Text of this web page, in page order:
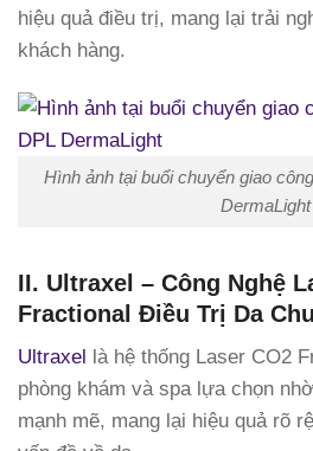
hiệu quả điều trị, mang lại trải
khách hàng.
Hình ảnh tại buổi chuyển giao
DermaLight
II. Ultraxel – Công Nghệ
Fractional Điều Trị Da
Ultraxel
là hệ thống Laser CO2
phòng khám và spa lựa chọn
mạnh mẽ, mang lại hiệu quả rõ